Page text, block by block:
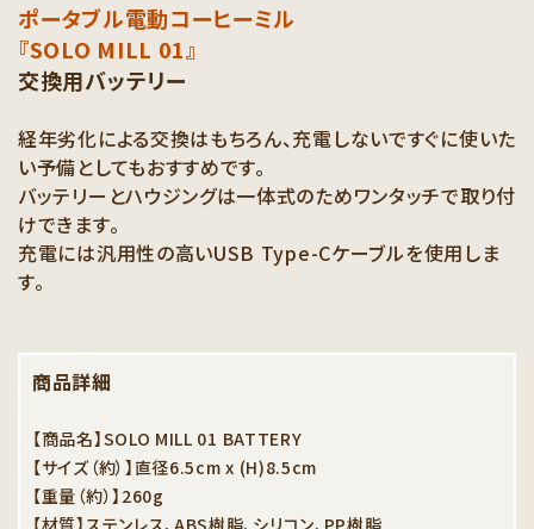
ポータブル電動コーヒーミル
『SOLO MILL 01』
交換用バッテリー
経年劣化による交換はもちろん、充電しないですぐに使いた
い予備としてもおすすめです。
バッテリーとハウジングは一体式のためワンタッチで取り付
けできます。
充電には汎用性の高いUSB Type-Cケーブルを使用しま
す。
商品詳細
【商品名】SOLO MILL 01 BATTERY
【サイズ（約）】直径6.5cm x (H)8.5cm
【重量（約）】260g
【材質】ステンレス、ABS樹脂、シリコン、PP樹脂